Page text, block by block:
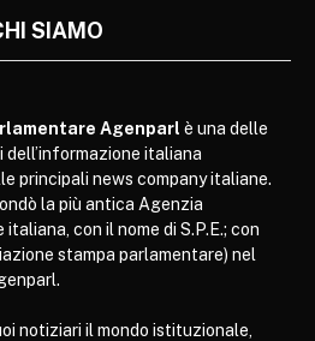
SIAMO
Agenparl è una delle
italiana
principali news company italiane.
la più antica Agenzia
con il nome di S.P.E.; con
stampa parlamentare) nel
notiziari il mondo istituzionale,